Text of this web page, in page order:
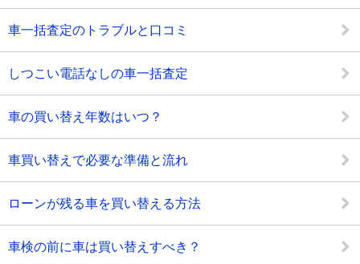
車一括査定のトラブルと口コミ
しつこい電話なしの車一括査定
車の買い替え年数はいつ？
車買い替えで必要な準備と流れ
ローンが残る車を買い替える方法
車検の前に車は買い替えすべき？